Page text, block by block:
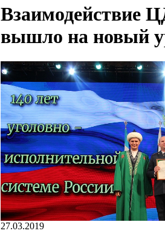
Взаимодействие
вышло на новый
27.03.2019